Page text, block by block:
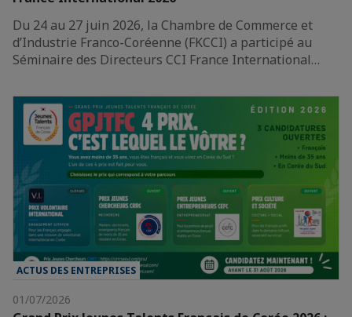
Du 24 au 27 juin 2026, la Chambre de Commerce et
d’Industrie Franco-Coréenne (FKCCI) a participé au
Séminaire des Directeurs CCI France International…
ACTUS DES ENTREPRISES
01/07/2026